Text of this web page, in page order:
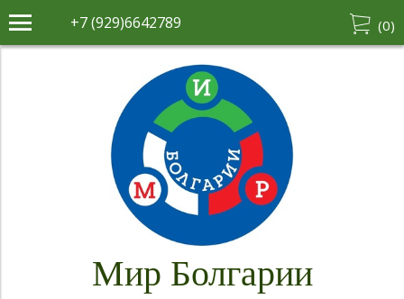
+7 (929)6642789 (0)
Мир Болгарии